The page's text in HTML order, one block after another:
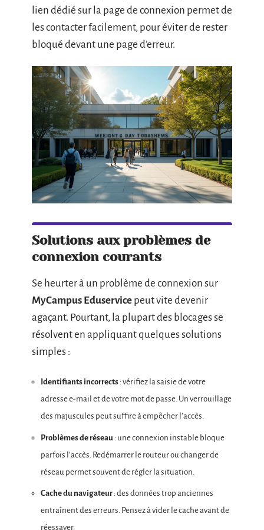
lien dédié sur la page de connexion permet de
les contacter facilement, pour éviter de rester
bloqué devant une page d’erreur.
Solutions aux problèmes de
connexion courants
Se heurter à un problème de connexion sur
MyCampus Eduservice peut vite devenir
agaçant. Pourtant, la plupart des blocages se
résolvent en appliquant quelques solutions
simples :
Identifiants incorrects : vérifiez la saisie de votre
adresse e-mail et de votre mot de passe. Un verrouillage
des majuscules peut suffire à empêcher l’accès.
Problèmes de réseau : une connexion instable bloque
parfois l’accès. Redémarrer le routeur ou changer de
réseau permet souvent de régler la situation.
Cache du navigateur: des données trop anciennes
entraînent des erreurs. Pensez à vider le cache avant de
réessayer.